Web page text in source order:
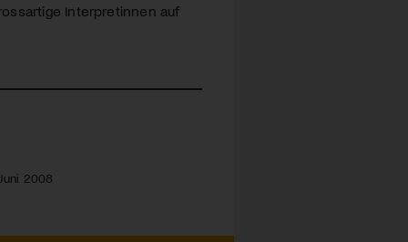
Interpretinnen auf
2008